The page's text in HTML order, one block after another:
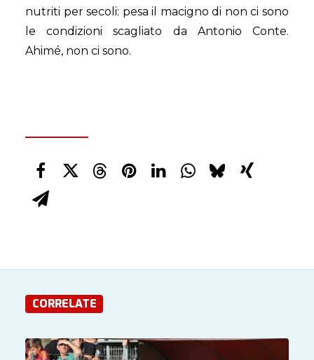
nutriti per secoli: pesa il macigno di non ci sono
le condizioni scagliato da Antonio Conte.
Ahimé, non ci sono.
CORRELATE